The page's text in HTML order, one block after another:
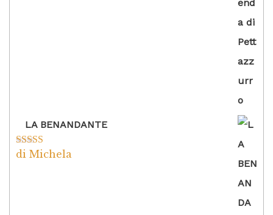
LA BENANDANTE
Valutato5su
di Michela